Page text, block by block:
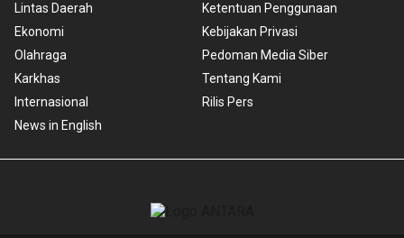
Lintas Daerah
Ekonomi
Olahraga
Karkhas
Internasional
News in English
Ketentuan Penggunaan
Kebijakan Privasi
Pedoman Media Siber
Tentang Kami
Rilis Pers